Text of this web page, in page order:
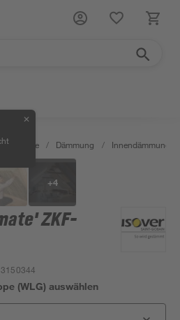
✕
Baustoffe / Dämmung / Innendämmung
+4
ZKF-
3150344
(WLG) auswählen